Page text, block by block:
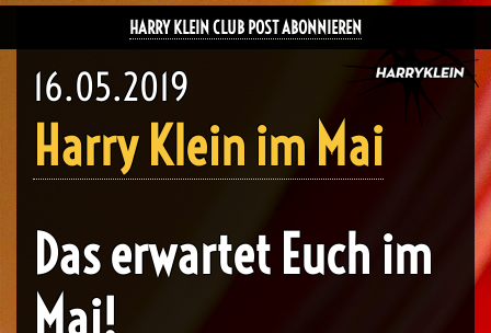
HARRY KLEIN CLUB POST ABONNIEREN
16.05.2019
Harry Klein im Mai
Das erwartet Euch im
Mai!